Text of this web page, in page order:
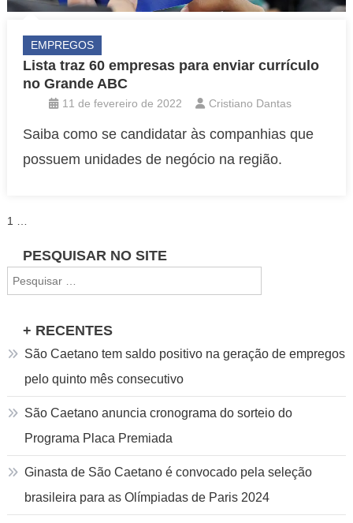
EMPREGOS
Lista traz 60 empresas para enviar currículo
no Grande ABC
11 de fevereiro de 2022 Cristiano Dantas
Saiba como se candidatar às companhias que
possuem unidades de negócio na região.
Paginação
de
posts
1 …
PESQUISAR NO SITE
por:
+ RECENTES
São Caetano tem saldo positivo na geração de empregos
pelo quinto mês consecutivo
São Caetano anuncia cronograma do sorteio do
Programa Placa Premiada
Ginasta de São Caetano é convocado pela seleção
brasileira para as Olímpiadas de Paris 2024